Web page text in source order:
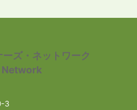
ズ・ネットワーク
Network
3